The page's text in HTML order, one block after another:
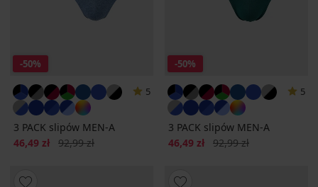
-50%
5
3 PACK slipów MEN-A
Zniżka
46,49 zł Pierwotna cena
92,99 zł
-50%
5
3 PACK slipów MEN-A
Zniżka
46,49 zł Pierwotna cena
92,99 zł